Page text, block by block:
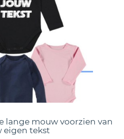
lange mouw voorzien van
eigen tekst